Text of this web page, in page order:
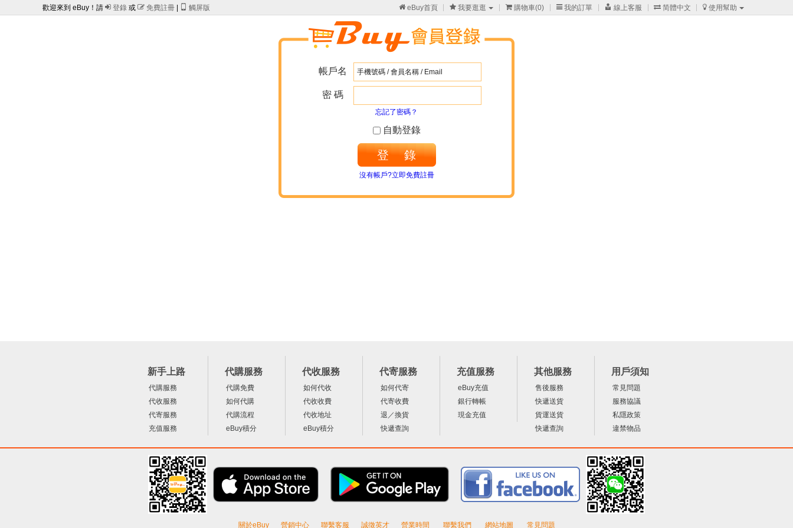
歡迎來到 eBuy！請  登錄 或  免費註冊 觸屏版 eBuy首頁  我要逛逛  購物車(0) 我的訂單  線上客服  简體中文  使用幫助
帳戶名
密 碼
忘記了密碼？
自動登錄
登 錄
沒有帳戶?立即免費註冊
新手上路
代購服務
代收服務
代寄服務
充值服務
代購服務
代購免費
如何代購
代購流程
eBuy積分
代收服務
如何代收
代收收費
代收地址
eBuy積分
代寄服務
如何代寄
代寄收費
退／換貨
快遞查詢
充值服務
eBuy充值
銀行轉帳
現金充值
其他服務
售後服務
快遞送貨
貨運送貨
快遞查詢
用戶須知
常見問題
服務協議
私隱政策
違禁物品
關於eBuy 營銷中心 聯繫客服 誠徵英才 營業時間 聯繫我們 網站地圖 常見問題